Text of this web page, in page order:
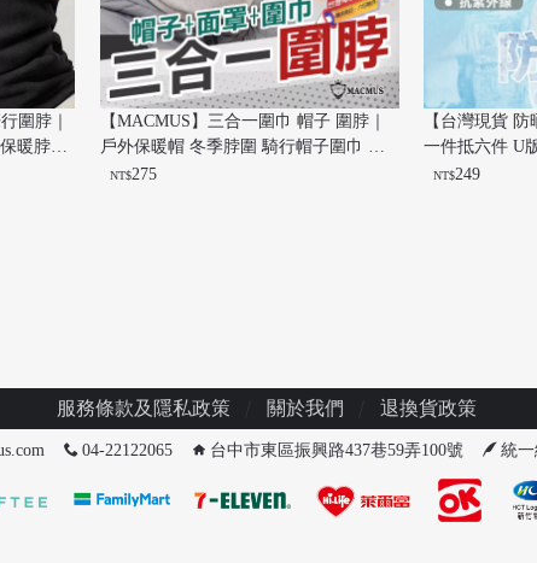
圍脖｜
暖脖圍
配件
NT$275
【MACMUS】三合一圍巾 帽子 圍脖｜
戶外保暖帽 冬季脖圍 騎行帽子圍巾 男
女可用防寒帽 旅遊保暖圍脖 防風面罩
NT$249
【台灣現貨
一件抵六件 U
外套 防曬衣
服務條款及隱私政策 關於我們 退換貨政策
04-22122065 台中市東區振興路437巷59弄100號 統一